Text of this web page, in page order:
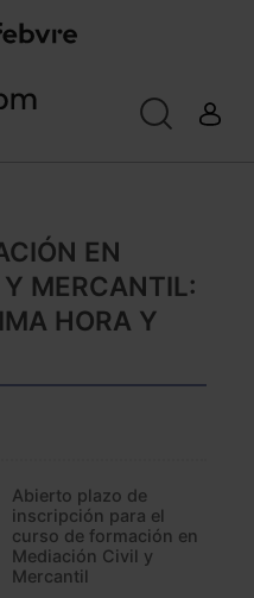
EN
MERCANTIL:
HORA Y
Abierto plazo de
inscripción para el
curso de formación en
Mediación Civil y
Mercantil